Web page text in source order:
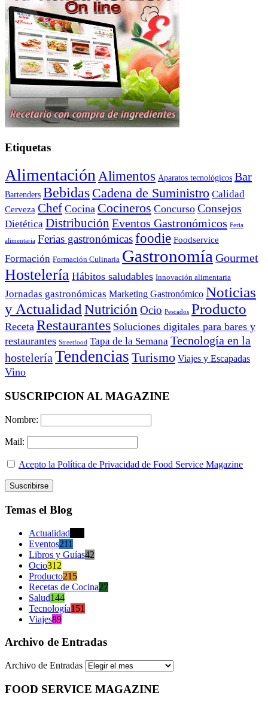
Etiquetas
Alimentación Alimentos Aparatos tecnológicos Bar
Bartenders Bebidas Cadena de Suministro Calidad
Cerveza Chef Cocina Cocineros Concurso Consejos
Dietética Distribución Eventos Gastronómicos Feria
alimentaria Ferias gastronómicasfoodie Foodservice
Formación Formación Culinaria Gastronomía Gourmet
Hostelería Hábitos saludables Innovación alimentaria
Jornadas gastronómicas Marketing Gastronómico Noticias
y Actualidad Nutrición Ocio Pescados Producto
Receta Restaurantes Soluciones digitales para bares y
restaurantes Streetfood Tapa de la Semana Tecnología en la
hostelería Tendencias Turismo Viajes y Escapadas
Vino
SUSCRIPCION AL MAGAZINE
Nombre:
Mail:
Acepto la Política de Privacidad de Food Service Magazine
Temas el Blog
Actualidad
Eventos211
Libros y Guías42
Ocio312
Producto215
Recetas de Cocina27
Salud144
Tecnología151
Viajes89
Archivo de Entradas
Archivo de Entradas
FOOD SERVICE MAGAZINE